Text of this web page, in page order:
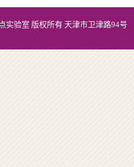
实验室 版权所有 天津市卫津路94号